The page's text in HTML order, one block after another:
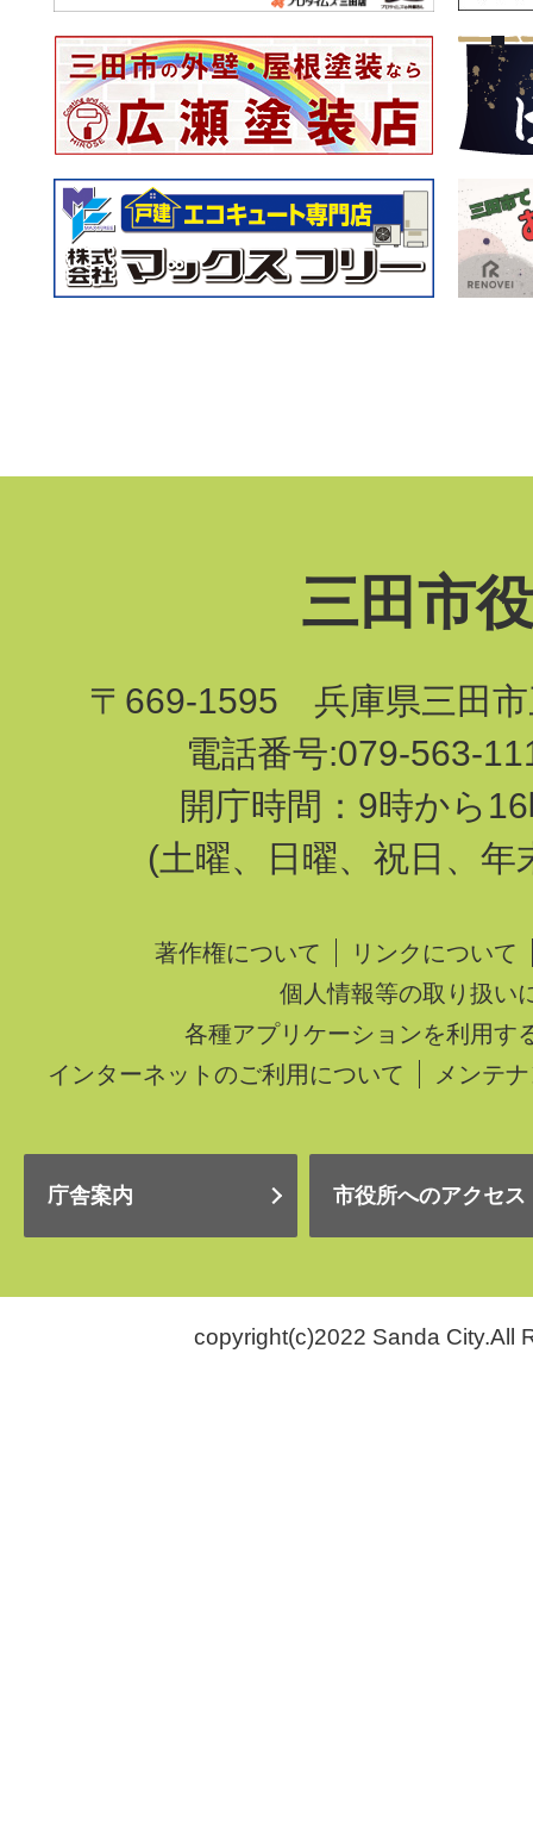
三田市
〒669-1595 兵庫県三田市
電話番号:079-563-
開庁時間：9時から
(土曜、日曜、祝日、年
著作権について
リンクについて
個人情報等の取り扱い
各種アプリケーションを利用す
インターネットのご利用について
メンテ
庁舎案内 市役所へのアクセス
copyright(c)2022 Sanda City.All